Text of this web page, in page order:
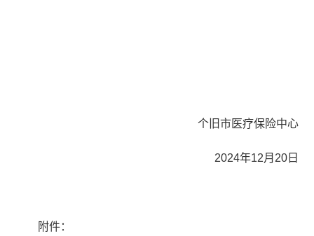
个旧市医疗保险中心
2024年12月20日
附件：